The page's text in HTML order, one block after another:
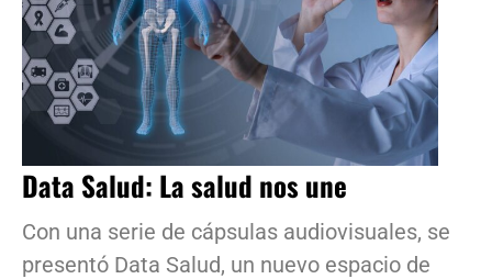
Data Salud: La salud nos une
Con una serie de cápsulas audiovisuales, se
presentó Data Salud, un nuevo espacio de